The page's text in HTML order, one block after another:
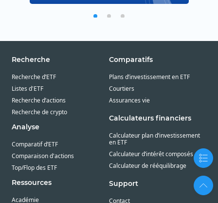
Recherche
Recherche d’ETF
Listes d'ETF
Recherche d’actions
Recherche de crypto
Analyse
Comparatif d’ETF
Comparaison d'actions
Top/Flop des ETF
Ressources
Académie
Comparatifs
Plans d’investissement en ETF
Courtiers
Assurances vie
Calculateurs financiers
Calculateur plan d’investissement
en ETF
Calculateur d’intérêt composés
Calculateur de rééquilibrage
Support
Contact